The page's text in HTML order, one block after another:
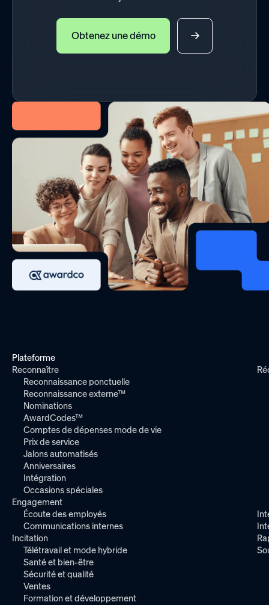
Obtenez une démo
Plateforme
Reconnaître
Reconnaissance ponctuelle
Reconnaissance externe™
Nominations
AwardCodes™
Comptes de dépenses mode de vie
Prix de service
Jalons automatisés
Anniversaires
Intégration
Occasions spéciales
Engagement
Écoute des employés
Communications internes
Incitation
Télétravail et mode hybride
Santé et bien-être
Sécurité et qualité
Ventes
Formation et développement